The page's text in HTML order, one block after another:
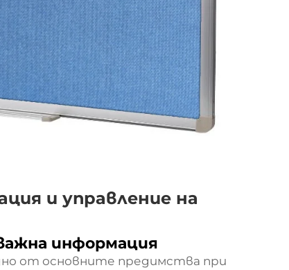
и управление на
информация
от основните предимства при